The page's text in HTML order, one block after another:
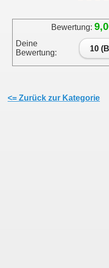
Bewertung:
Deine
Bewertung:
10
<= Zurück zur Kategorie